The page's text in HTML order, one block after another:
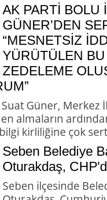
AK PARTİ BOLU
GÜNER’DEN
“MESNETSİZ
YÜRÜTÜLEN
ZEDELEME
Suat Güner,
almaların
kirliliğine çok
Seben Belediye
Oturakdaş,
Seben ilçesinde